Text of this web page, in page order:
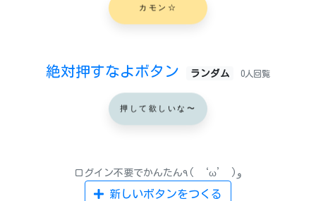
カモン☆
絶対押すなよボタン ランダム 0人回覧
押して欲しいな〜
ログイン不要でかんたん٩( ‘ω’ )و
新しいボタンをつくる